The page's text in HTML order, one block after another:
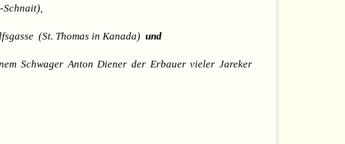
Schnait),
(St. Thomas in Kanada) und
Schwager Anton Diener der Erbauer vieler Jareker